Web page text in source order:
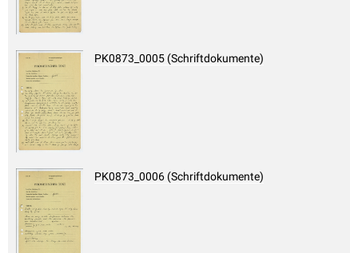
PK0873_0005 (Schriftdokumente)
PK0873_0006 (Schriftdokumente)